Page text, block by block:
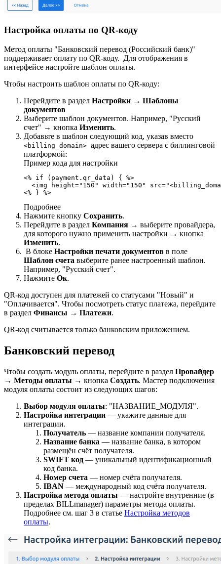
Настройка оплаты по QR-коду
Метод оплаты "Банковский перевод (Российский банк)"
поддерживает оплату по QR-коду. Для отображения в
интерфейсе настройте шаблон оплаты.
Чтобы настроить шаблон оплаты по QR-коду:
Перейдите в раздел Настройки → Шаблоны
документов
Выберите шаблон документов. Например, "Русский
счет" → кнопка Изменить.
Добавьте в шаблон следующий код, указав вместо
<billing_domain> адрес вашего сервера с биллинговой
платформой:
Пример кода для настройки
<% if (payment.qr_data) { %>
<img height="150" width="150"
<% } %>
Подробнее
Нажмите кнопку Сохранить.
Перейдите в раздел Компания → выберите провайдера,
для которого нужно применить настройки → кнопка
Изменить.
В блоке Настройки печати документов в поле
Шаблон счета выберите ранее настроенный шаблон.
Например, "Русский счет".
Нажмите Ок.
QR-код доступен для платежей со статусами "Новый" и
"Оплачивается". Чтобы посмотреть статус платежа, перейдите
в раздел Финансы → Платежи.
QR-код считывается только банковским приложением.
Банковский перевод
Чтобы создать модуль оплаты, перейдите в раздел Провайдер
→ Методы оплаты → кнопка Создать. Мастер подключения
модуля оплаты состоит из следующих шагов:
Выбор модуля оплаты: "НАЗВАНИЕ_МОДУЛЯ".
Настройка интеграции — укажите данные для
интеграции.
Получатель — название компании получателя.
Название банка — название банка, в котором
размещён счёт получателя.
SWIFT код — уникальный идентификационный
код банка.
Номер счета — номер счёта получателя.
IBAN — международный код счёта получателя.
Настройка метода оплаты — настройте внутренние (в
пределах BILLmanager) параметры метода оплаты.
Подробнее см. шаг 3 в статье Настройка методов
оплаты.